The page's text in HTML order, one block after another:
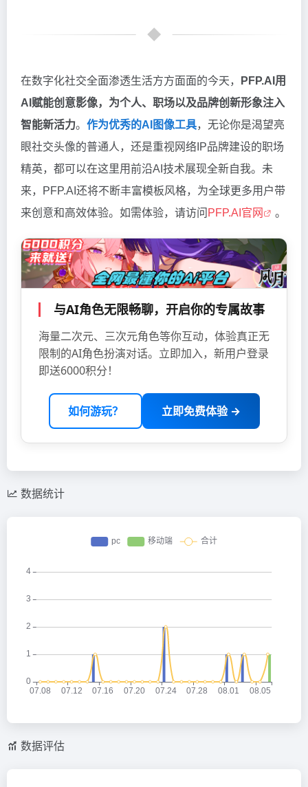
在数字化社交全面渗透生活方方面面的今天，
PFP.AI用
AI赋能创意影像，为个人、职场以及品牌创新形象注入
智能新活力。 作为优秀的AI图像工具，无论你是渴望亮
眼社交头像的普通人，还是重视网络IP品牌建设的职场
精英，都可以在这里用前沿AI技术展现全新自我。未
来，PFP.AI还将不断丰富模板风格，为全球更多用户带
来创意和高效体验。如需体验，请访问 PFP.AI官网 。
与AI角色无限畅聊，开启你的专属故事
海量二次元、三次元角色等你互动，体验真正无
限制的AI角色扮演对话。立即加入，新用户登录
即送6000积分！
如何游玩？ 立即免费体验 →
数据统计
数据评估